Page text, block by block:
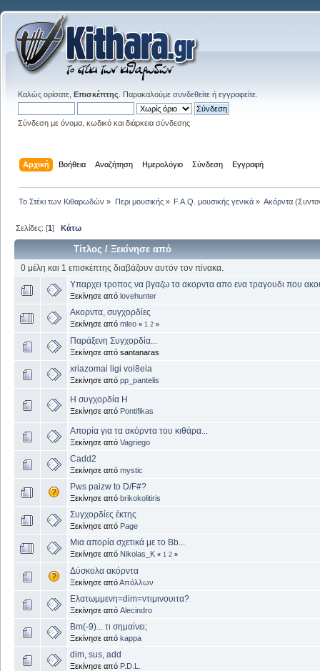
Καλώς ορίσατε, Επισκέπτης . Παρακαλούμε συνδεθείτε ή εγγραφείτε
Σύνδεση με όνομα, κωδικό και διάρκεια σύνδεσης
Αρχική Βοήθεια Αναζήτηση Ημερολόγιο Σύνδεση Εγγραφή
Το Στέκι των Κιθαρωδών » Περι μουσικής» F.A.Q. μουσικής γενικά» Ακόρντα
Σελίδες: [1]Κάτω
Τίτλος /Ξεκίνησε από
0 μέλη και 1 επισκέπτης διαβάζουν αυτόν τον πίνακα.
Υπαρχει τροπος να βγαζω τα ακορντα απο ενα τραγουδι που
Ξεκίνησε από lovehunter
Ακορντα, συγχoρδίες
Ξεκίνησε από mleo « 1 2 »
Παράξενη Συγχορδία...
Ξεκίνησε από santanaras
xriazomai ligi voi8eia
Ξεκίνησε από pp_pantelis
Η συγχορδία H
Ξεκίνησε από Pontifikas
Απορία για τα ακόρντα του κιθάρα...
Ξεκίνησε από Vagriego
Cadd2
Ξεκίνησε από mystic
Pws paizw to D/F#?
Ξεκίνησε από brikokolitiris
Συγχορδίες έκτης
Ξεκίνησε από Page
Μια απορία σχετικά με το Bb...
Ξεκίνησε από Nikolas_K « 1 2 »
Δύσκολα ακόρντα
Ξεκίνησε απόΑπόλλων
Ελατωμμενη=dim=ντιμινουιτα?
Ξεκίνησε από Alecindro
Bm(-9)... τι σημαίνει;
Ξεκίνησε από kappa
dim, sus, add
Ξεκίνησε από P.D.L.